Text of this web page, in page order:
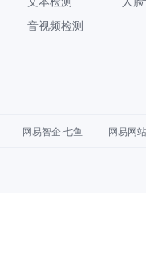
音视频检测
网易智企·七鱼 网易网